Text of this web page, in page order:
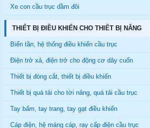
Xe con cầu trục dầm đôi
THIẾT BỊ ĐIỀU KHIỂN CHO THIẾT BỊ NÂNG
Biến tần, hệ thống điều khiển cầu trục
Điện trở xả, điện trở cho động cơ dây cuốn
Thiết bị đóng cắt, thiết bị điều khiển
Thiết bị quá tải cho tời nâng, quá tải cầu trục
Tay bấm, tay trang, tay gạt điều khiển
Cáp điện, hệ máng cáp, ray cấp điện cầu trục